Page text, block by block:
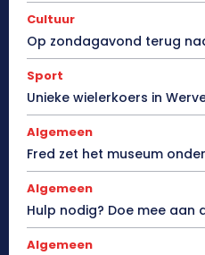
Cultuur
Op zondagavond terug
Sport
Unieke wielerkoers in
Algemeen
Fred zet het museum
Algemeen
Hulp nodig? Doe mee aan
Algemeen